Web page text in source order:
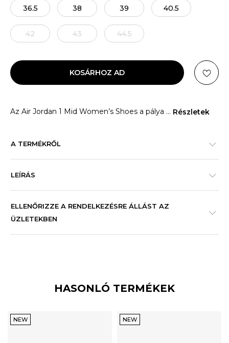
36.5 38 39 40.5
42 43 44.5
KOSÁRHOZ AD
Az Air Jordan 1 Mid Women’s Shoes a pálya ... Részletek
A TERMÉKRŐL
LEÍRÁS
ELLENŐRIZZE A RENDELKEZÉSRE ÁLLÁST AZ
ÜZLETEKBEN
HASONLÓ TERMÉKEK
NEW NEW